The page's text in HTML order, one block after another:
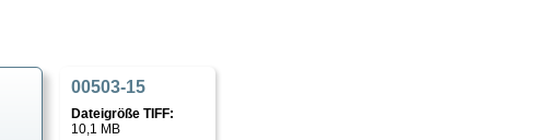
00503-15
Dateigröße TIFF:
10,1 MB